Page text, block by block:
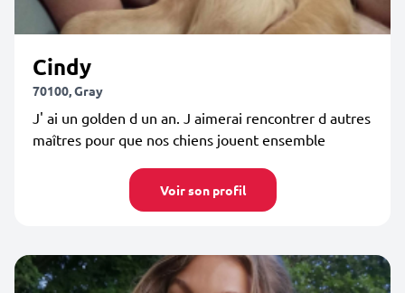
Cindy
70100, Gray
J' ai un golden d un an. J aimerai rencontrer d autres
maîtres pour que nos chiens jouent ensemble
Voir son profil